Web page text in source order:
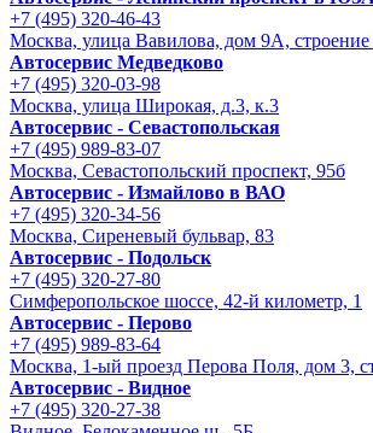
+7 (495) 320-46-43
Москва, улица Вавилова, дом 9A, строение
Автосервис Медведково
+7 (495) 320-03-98
Москва, улица Широкая, д.3, к.3
Автосервис - Cевастопольская
+7 (495) 989-83-07
Москва, Севастопольский проспект, 95б
Автосервис - Измайлово в ВАО
+7 (495) 320-34-56
Москва, Сиреневый бульвар, 83
Автосервис - Подольск
+7 (495) 320-27-80
Симферопольское шоссе, 42-й километр, 1
Автосервис - Перово
+7 (495) 989-83-64
Москва, 1-ый проезд Перова Поля, дом 3,
Автосервис - Видное
+7 (495) 320-27-38